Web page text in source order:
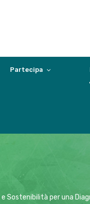
Partecipa
Sostenibilità per una